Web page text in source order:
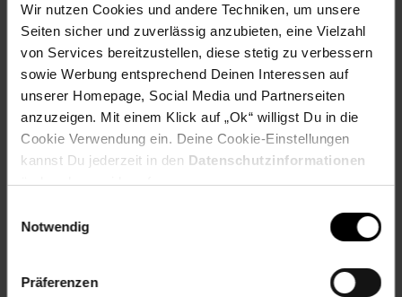
Wir nutzen Cookies und andere Techniken, um unsere
Seiten sicher und zuverlässig anzubieten, eine Vielzahl
von Services bereitzustellen, diese stetig zu verbessern
sowie Werbung entsprechend Deinen Interessen auf
unserer Homepage, Social Media und Partnerseiten
anzuzeigen. Mit einem Klick auf „Ok“ willigst Du in die
Cookie Verwendung ein. Deine Cookie-Einstellungen
kannst Du jederzeit in den Datenschutzinformationen
ändern bzw. widerrufen.
Notwendig
Präferenzen
2400W Ausgangsleistung
empfohlene Modulleistung: 4x 400 bis 700W+
max. Eingangsspannung: 60 V
max. Eingangsstrom: 20 A (4x)
MPP-Tracker mit sehr weiten Spannungsbereich
Anzahl MPPT: 4
12 Jahre Herstellergarantie
Integriertes WLAN und Bluetooth und
Größe:352 × 225 × 38,5mm